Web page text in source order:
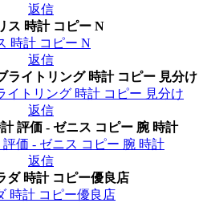
返信
ス 時計 コピー N
時計 コピー N
返信
ライトリング 時計 コピー 見分け
イトリング 時計 コピー 見分け
返信
評価 - ゼニス コピー 腕 時計
価 - ゼニス コピー 腕 時計
返信
ダ 時計 コピー優良店
時計 コピー優良店